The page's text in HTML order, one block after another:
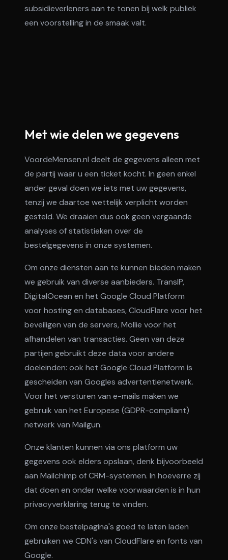
subsidieverleners aan te tonen bij welk publiek
een voorstelling in de smaak valt.
Met wie delen we gegevens
VoordeMensen.nl deelt de gegevens alleen met
de partij waar u een ticket kocht. In geen enkel
ander geval doen we iets met uw gegevens,
tenzij we daartoe wettelijk verplicht worden
gesteld. We draaien dus ook geen vergaande
analyses of statistieken over de
bestelgegevens in onze systemen.
Om onze diensten aan te kunnen bieden maken
we gebruik van diverse aanbieders. TransIP,
DigitalOcean en het Google Cloud Platform
voor hosting en databases, CloudFlare voor het
beveiligen van de servers, Mollie voor het
afhandelen van transacties. Geen van deze
partijen gebruikt deze data voor andere
doeleinden: ook het Google Cloud Platform is
gescheiden van Googles advertentienetwerk.
Voor het versturen van e-mails maken we
gebruik van het Europese (GDPR-compliant)
netwerk van Mailgun.
Onze klanten kunnen via ons platform uw
gegevens ook elders opslaan, denk bijvoorbeeld
aan Mailchimp of CRM-systemen. In hoeverre zij
dat doen en onder welke voorwaarden is in hun
privacyverklaring terug te vinden.
Om onze bestelpagina's goed te laten laden
gebruiken we CDN's van CloudFlare en fonts van
Google.